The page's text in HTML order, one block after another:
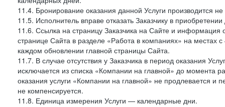
11.4. Бронирование оказания данной Услуги производится
11.5. Исполнитель вправе отказать Заказчику в
11.6. Ссылка на страницу Заказчика на Сайте и информация
странице Сайта в разделе «Работа в компаниях» на
каждом обновлении главной страницы Сайта.
11.7. В случае отсутствия у Заказчика в период оказания
исключается из списка «Компании на главной» до момента
оказания услуги «Компании на главной» не продлевается и
не компенсируется.
11.8. Единица измерения Услуги — календарные дни.